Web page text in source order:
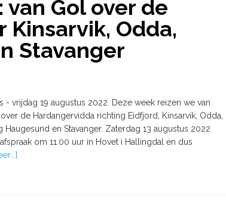
Gol over de
Odda,
Stavanger
- vrijdag 19 augustus 2022. Deze week reizen we van
de Hardangervidda richting Eidfjord, Kinsarvik, Odda,
en Stavanger. Zaterdag 13 augustus 2022
om 11.00 uur in Hovet i Hallingdal en dus